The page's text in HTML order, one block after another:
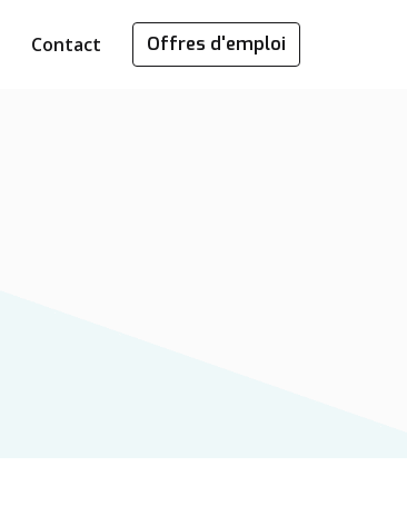
Contact Offres d'emploi